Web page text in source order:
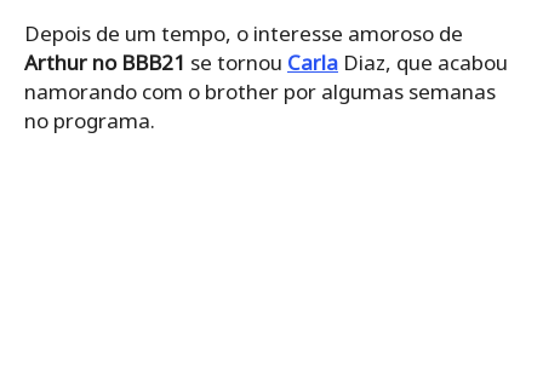
Depois de um tempo, o interesse amoroso de
Arthur no BBB21 se tornou Carla Diaz, que acabou
namorando com o brother por algumas semanas
no programa.